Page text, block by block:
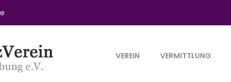
VEREIN VERMITTLUNG